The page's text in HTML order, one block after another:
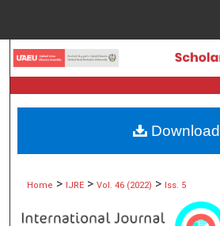
Search
Browse
My Account
Digital Commons
Home > IJRE > Vol. 46 (2022) > Iss. 5
Download